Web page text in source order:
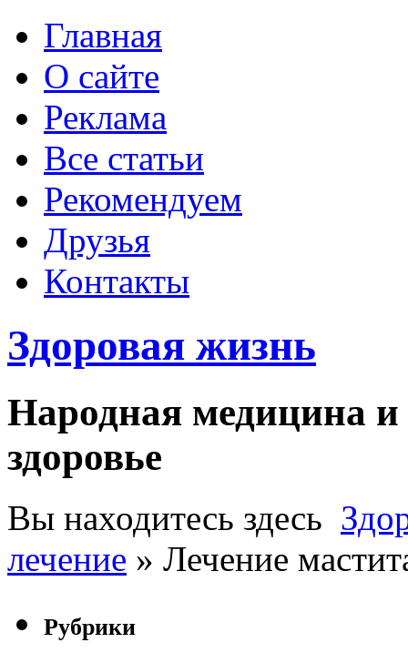
Главная
О сайте
Реклама
Все статьи
Рекомендуем
Друзья
Контакты
Здоровая жизнь
Народная медицина и
здоровье
Вы находитесь здесь
лечение » Лечение
Рубрики